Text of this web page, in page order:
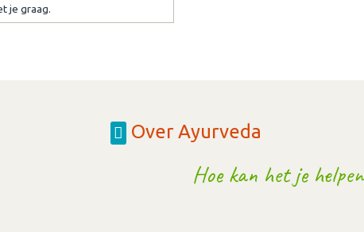
je graag.
Over Ayurveda
Hoe kan het je